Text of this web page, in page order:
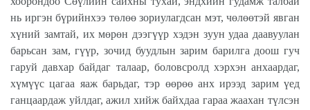
нь иргэн бүрийнхээ төлөө зориулагдсан мэт, чөлөөтэй явган
хүний замтай, их мөрөн дээгүүр хэдэн зуун удаа даавуулан
барьсан зам, гүүр, зочид буудлын зарим барилга доош гуч
гаруй давхар байдаг талаар, боловсролд хэрхэн анхаардаг,
хүмүүс цагаа яаж барьдаг, тэр өөрөө анх ирээд зарим үед
ганцаардаж уйлдаг, ажил хийж байхдаа гараа жаахан түлсэн